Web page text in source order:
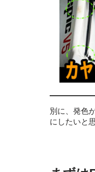
別に、発色
にしたいと